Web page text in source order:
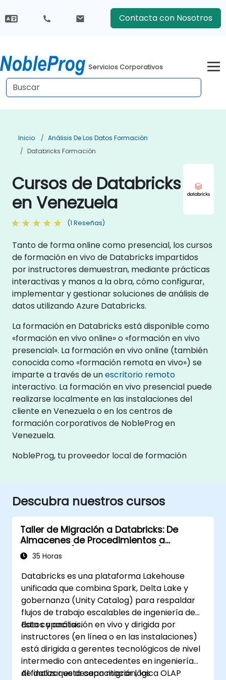
Contacta con Nosotros
Servicios Corporativos
Inicio
Análisis De Los Datos Formación
Databricks Formación
Cursos de Databricks
en Venezuela
(1 Reseñas)
Tanto de forma online como presencial, los cursos
de formación en vivo de Databricks impartidos
por instructores demuestran, mediante prácticas
interactivas y manos a la obra, cómo configurar,
implementar y gestionar soluciones de análisis de
datos utilizando Azure Databricks.
La formación en Databricks está disponible como
«formación en vivo online» o «formación en vivo
presencial». La formación en vivo online (también
conocida como «formación remota en vivo») se
imparte a través de unescritorio remoto
interactivo. La formación en vivo presencial puede
realizarse localmente en las instalaciones del
cliente en Venezuela o en los centros de
formación corporativos de NobleProg en
Venezuela.
NobleProg, tu proveedor local de formación
Descubra nuestros cursos
Taller de Migración a Databricks: De
Almacenes de Procedimientos a
Lakehouse (Intensivo de 5 días)
35 Horas
Databricks es una plataforma Lakehouse
unificada que combina Spark, Delta Lake y
gobernanza (Unity Catalog) para respaldar
flujos de trabajo escalables de ingeniería de
datos y análisis.
Esta capacitación en vivo y dirigida por
instructores (en línea o en las instalaciones)
está dirigida a gerentes tecnológicos de nivel
intermedio con antecedentes en ingeniería
de datos que desean migrar lógica OLAP
Al finalizar esta capacitación, los